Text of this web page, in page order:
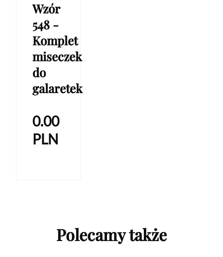
Wzór
548 -
Komplet
miseczek
do
galaretek
0.00
PLN
Polecamy także